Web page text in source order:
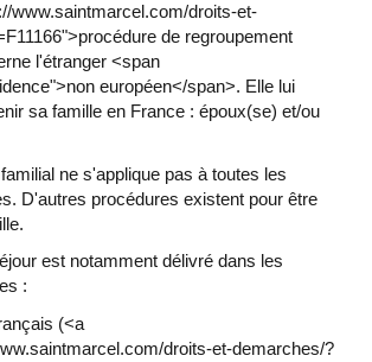
www.saintmarcel.com/droits-et-
de regroupement
l'étranger <span
européen</span>. Elle lui
sa famille en France : époux(se) et/ou
ne s'applique pas à toutes les
D'autres procédures existent pour être
est notamment délivré dans les
:
(<a
droits-et-demarches/?